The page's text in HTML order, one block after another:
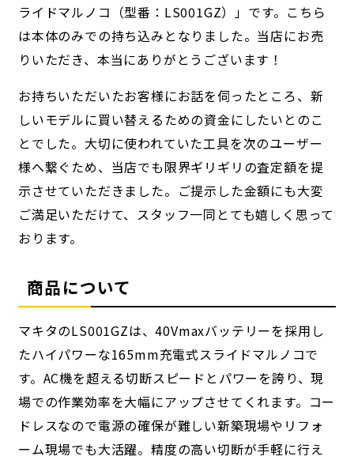
ライドマルノコ（型番：LS001GZ）」です。こちら
は本体のみでの持ち込みとなりました。当店にお売
りいただき、本当にありがとうございます！
お持ちいただいたお客様にお話を伺ったところ、新
しいモデルに買い替えるための資金にしたいとのこ
とでした。大切に使われていた工具を次のユーザー
様へ繋ぐため、当店でも限界ギリギリの査定額を提
示させていただきました。ご提示した金額にも大変
ご満足いただけて、スタッフ一同とても嬉しく思って
おります。
商品について
マキタのLS001GZは、40Vmaxバッテリーを採用し
たハイパワーな165mm充電式スライドマルノコで
す。AC機を超える切断スピードとパワーを誇り、現
場での作業効率を大幅にアップさせてくれます。コー
ドレスなので電源の確保が難しい新築現場やリフォ
ーム現場でも大活躍。精度の高い切断が手軽に行え